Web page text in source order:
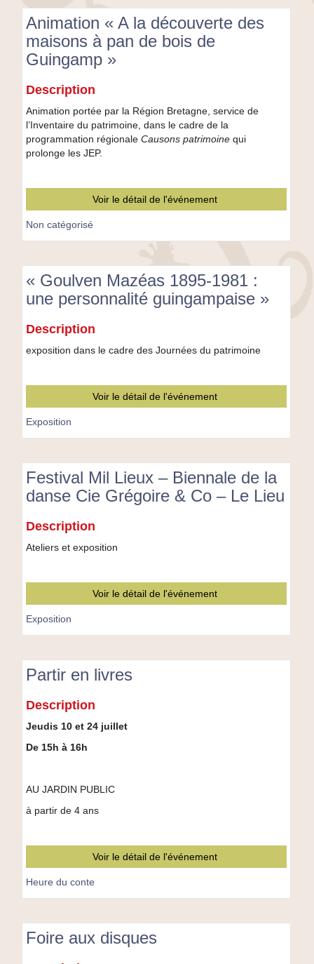
Cadijo
Animation « A la découverte des
maisons à pan de bois de
Guingamp »
«
A
la
découverte
des
de
bois
»
Description
Animation portée par la Région Bretagne, service de
l’Inventaire du patrimoine, dans le cadre de la
programmation régionale Causons patrimoinequi
prolonge les JEP.
Voir le détail de l'événement
Non catégorisé
« Goulven Mazéas 1895-1981 :
une personnalité guingampaise »
Goulven
Mazéas
une
personnalité
Description
exposition dans le cadre des Journées du patrimoine
Voir le détail de l'événement
Exposition
Festival Mil Lieux – Biennale de la
danse Cie Grégoire & Co – Le Lieu
Mil
Lieux
la
danse
&
Co
Le
Description
Ateliers et exposition
Voir le détail de l'événement
Exposition
Partir en livres
en
livres
Description
Jeudis 10 et 24 juillet
De 15h à 16h
AU JARDIN PUBLIC
à partir de 4 ans
Voir le détail de l'événement
Heure du conte
Foire aux disques